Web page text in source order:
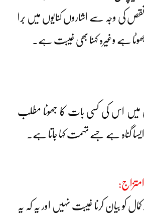
نقص کی وجہ سے اشاروں کنایوں میں بُرا
قد چھوٹا ہے وغیرہ کہنا بھی غیبت ہے۔
میں اس کی کسی بات کا جھوٹا مطلب
ایسا گناہ ہے جسے تہمت کہا جاتا ہے۔
کو بیان کرنا غیبت نہیں اور یہ کہ یہ